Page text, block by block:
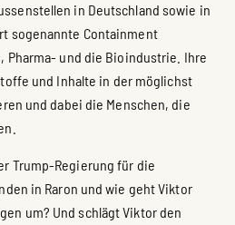
in Deutschland sowie in
sogenannte Containment
Pharma- und die Bioindustrie. Ihre
und Inhalte in der möglichst
und dabei die Menschen, die
Trump-Regierung für die
in Raron und wie geht Viktor
um? Und schlägt Viktor den